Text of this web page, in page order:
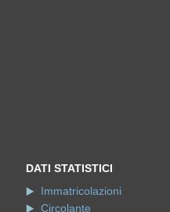
DATI STATISTICI
Immatricolazioni
Circolante